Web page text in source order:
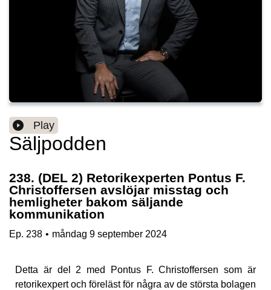
Play
Säljpodden
238. (DEL 2) Retorikexperten Pontus F.
Christoffersen avslöjar misstag och
hemligheter bakom säljande
kommunikation
Ep. 238 • måndag 9 september 2024
Detta är del 2 med Pontus F. Christoffersen som är
retorikexpert och föreläst för några av de största bolagen